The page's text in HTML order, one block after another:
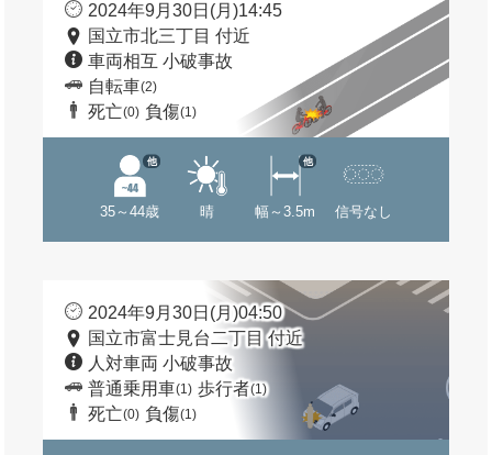
2024年9月30日(月)14:45
国立市北三丁目 付近
車両相互 小破事故
自転車(2)
死亡(0) 負傷(1)
35～44歳
他
晴 幅～3.5m
他
信号なし
2024年9月30日(月)04:50
国立市富士見台二丁目 付近
人対車両 小破事故
普通乗用車(1) 歩行者(1)
死亡(0) 負傷(1)